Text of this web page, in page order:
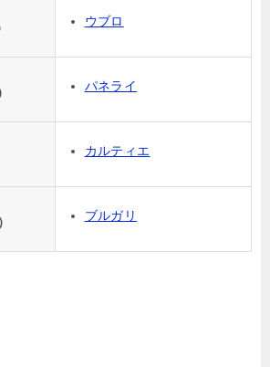
ウブロ
パネライ
カルティエ
ブルガリ